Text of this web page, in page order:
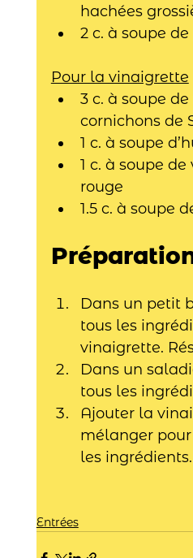
hachées
2 c. à soupe
Pour la vinaigrette
3 c. à soupe
cornichons de
1 c. à soupe
1 c. à soupe
rouge
1.5 c. à soupe
Dans un petit
tous les
vinaigrette.
Dans un
tous les
Ajouter la
mélanger
les
Entrées